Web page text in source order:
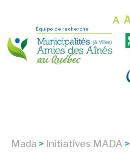
Équipe de recherche
A
Mada > Initiatives MADA >